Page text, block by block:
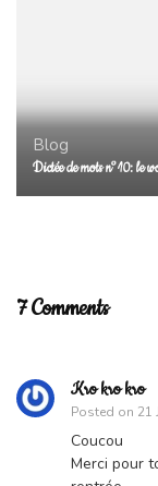
Blog
Dictée de mots n°10: le
7 Comments
Kro kro kro
Posted on 21
Coucou
Merci pour